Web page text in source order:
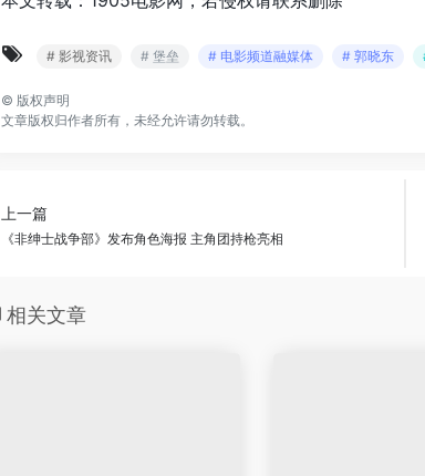
# 影视资讯 # 堡垒 # 电影频道融媒体 # 郭晓东
© 版权声明
文章版权归作者所有，未经允许请勿转载。
上一篇
《非绅士战争部》发布角色海报 主角团持枪亮相
相关文章